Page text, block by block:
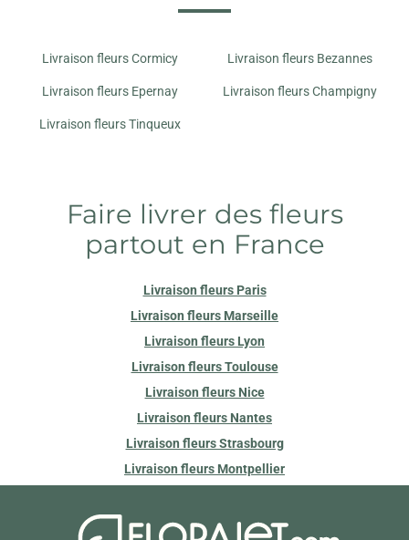
Livraison fleurs Cormicy Livraison fleurs Bezannes
Livraison fleurs Epernay Livraison fleurs Champigny
Livraison fleurs Tinqueux
Faire livrer des fleurs
partout en France
Livraison fleurs Paris
Livraison fleurs Marseille
Livraison fleurs Lyon
Livraison fleurs Toulouse
Livraison fleurs Nice
Livraison fleurs Nantes
Livraison fleurs Strasbourg
Livraison fleurs Montpellier